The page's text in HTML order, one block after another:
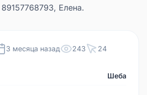
Елена.
3 месяца назад 243 24
Шеба